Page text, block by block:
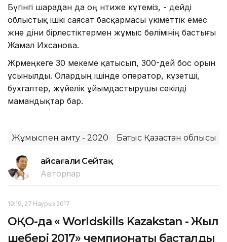
Бүгінгі шарадан да оң нәтиже күтеміз, - дейді
облыстық ішкі саясат басқармасы үкіметтік емес
және діни бірлестіктермен жұмыс бөлімінің бастығы
Жамал Ихсанова.
Жәрмеңкеге 30 мекеме қатысып, 300-дей бос орын
ұсынылды. Олардың ішінде оператор, күзетші,
бухгалтер, жүйелік ұйымдастырушы секілді
мамандықтар бар.
Жұмыспен қамту - 2020 Батыс Қазақстан облысы
Ғайсағали Сейтақ
Авторлар
19:19, 27 Наурыз 2017
ОҚО-да « Worldskills Kazakstan - Жыл
шебері 2017» чемпионаты басталды